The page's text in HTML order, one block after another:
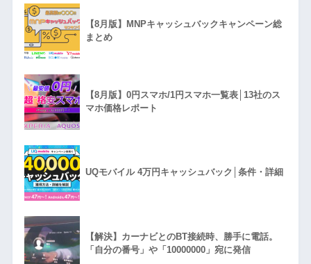
【8月版】MNPキャッシュバックキャンペーン総
まとめ
【8月版】0円スマホ/1円スマホ一覧表│13社のス
マホ価格レポート
UQモバイル 4万円キャッシュバック│条件・詳細
【解決】カーナビとのBT接続時、勝手に電話。
「自分の番号」や「10000000」宛に発信